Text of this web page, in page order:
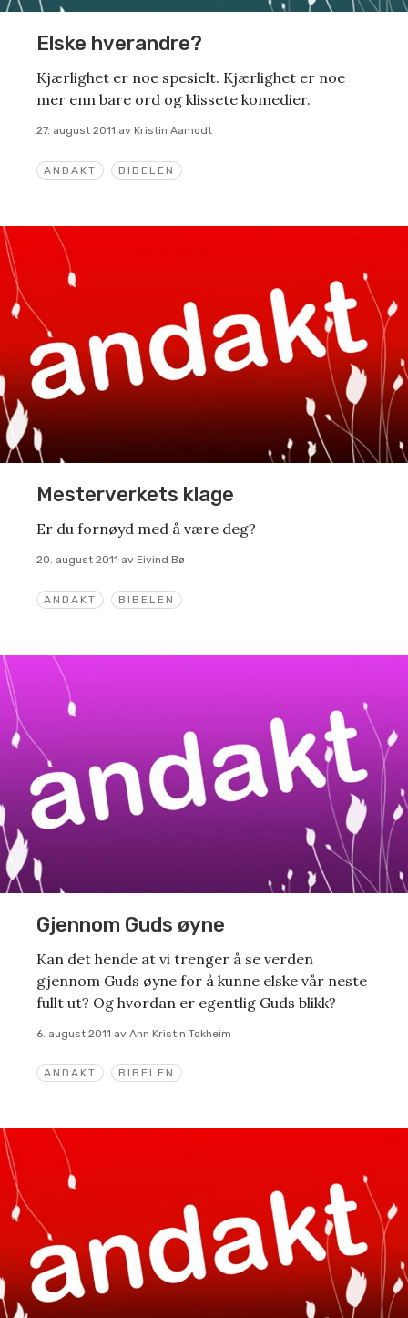
ANDAKT BIBELEN
Elske hverandre?
Kjærlighet er noe spesielt. Kjærlighet er noe
mer enn bare ord og klissete komedier.
27. august 2011 av Kristin Aamodt
ANDAKT BIBELEN
Mesterverkets klage
Er du fornøyd med å være deg?
20. august 2011 av Eivind Bø
ANDAKT BIBELEN
Gjennom Guds øyne
Kan det hende at vi trenger å se verden
gjennom Guds øyne for å kunne elske vår neste
fullt ut? Og hvordan er egentlig Guds blikk?
6. august 2011 av Ann Kristin Tokheim